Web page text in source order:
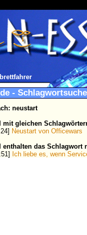
- Schlagwortsuche
neustart
mit gleichen
Neustart von Officewars
enthalten das Schlagwort
Ich liebe es, wenn